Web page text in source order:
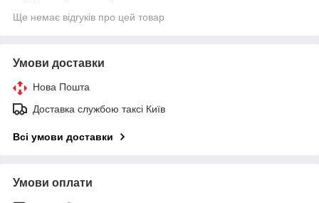
Ще немає відгуків про цей товар
Умови доставки
Нова Пошта
Доставка службою таксі Київ
Всі умови доставки
Умови оплати